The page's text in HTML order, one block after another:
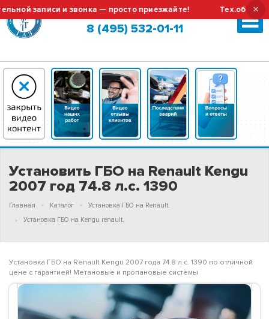
записи и звонка — просто приезжайте! ×
Москва (сменить город?)
8 (495) 532-01-11
Установить ГБО на Renault Kengu
2007 год 74.8 л.с. 1390
Главная Каталог
Установка ГБО на Renault.
Установка ГБО на Kengu renault.
Установка ГБО на Renault Kengu 2007 года 74.8 л.с. 1390 по отличной
цене с гарантией! Метановые и пропановые системы